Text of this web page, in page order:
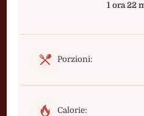
1 ora 22
Porzioni:
Calorie: